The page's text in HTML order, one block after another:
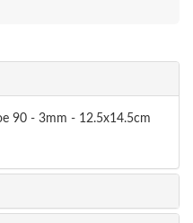
90 - 3mm - 12.5x14.5cm